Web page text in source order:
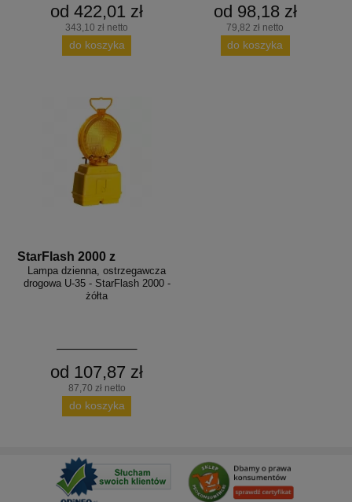
od 422,01 zł
343,10 zł netto
do koszyka
od 98,18 zł
79,82 zł netto
do koszyka
StarFlash 2000 z
Lampa dzienna, ostrzegawcza
drogowa U-35 - StarFlash 2000 -
żółta
od 107,87 zł
87,70 zł netto
do koszyka